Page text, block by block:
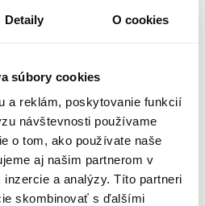
Detaily O cookies
súbory cookies
a reklám, poskytovanie funkcií
návštevnosti používame
o tom, ako používate naše
aj našim partnerom v
a analýzy. Títo partneri
skombinovať s ďalšími
vlasy je vhodná pre všetky typy
teplom na vlasy taká dôležitá?
vlasové vlákno výrazne oslabiť.
k vysušeniu, strate lesku,
štruktúry vlasov. Kvalitná
medzi vlasom a teplom
negatívne účinky stylingu a
VIAC